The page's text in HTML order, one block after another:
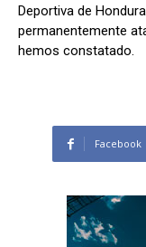
Deportiva de
permanentemente
hemos constatado.
Facebook